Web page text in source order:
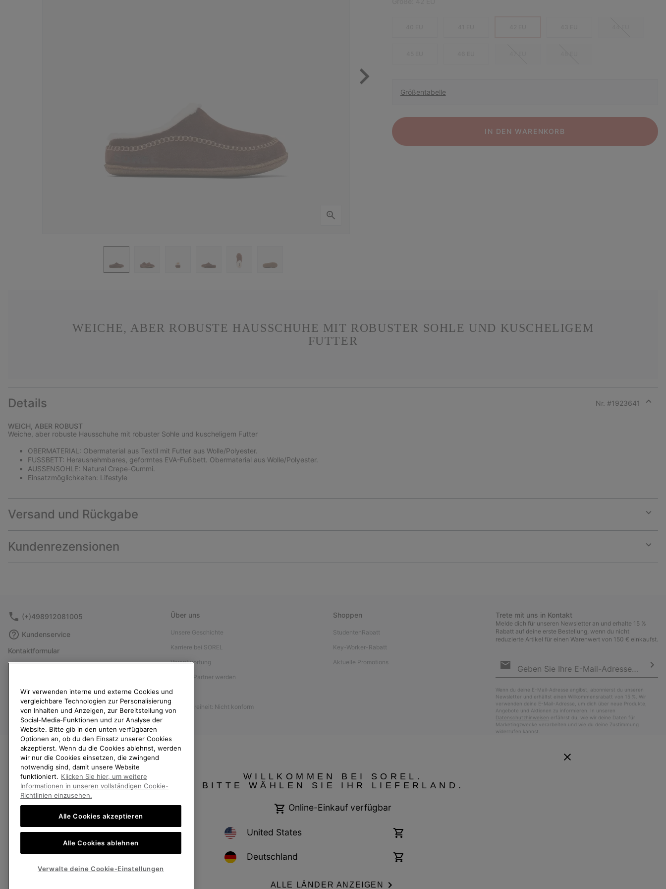
Größentabelle
IN DEN WARENKORB
WEICHE, ABER ROBUSTE HAUSSCHUHE MIT ROBUSTER SOHLE UND KUSCHELIGEM
FUTTER
Details Nr. #1923641
WEICH, ABER ROBUST
Weiche, aber robuste Hausschuhe mit robuster Sohle und kuscheligem Futter
OBERMATERIAL: Obermaterial aus Textil mit Futter aus Wolle/Polyester.
FUSSBETT: Herausnehmbares, geformtes EVA-Fußbett. Obermaterial aus Wolle/Polyester.
AUSSENSOHLE: Natural Crepe-Gummi.
Einsatzmöglichkeiten: Lifestyle
Versand und Rückgabe
or
Kundenrezensionen
or
(+)498912081005
Kundenservice
Kontaktformular
Größentabelle
Rücksendungen
Vom Kaufvertrag zurücktreten
Bestellstatus
Versand
Zahlung
Häufig gestellte Fragen
Über uns
Unsere Geschichte
Karriere bei SOREL
Verantwortung
Affiliate Partner werden
Presse
Barrierefreiheit: Nicht konform
Shoppen
StudentenRabatt
Key-Worker-Rabatt
Aktuelle Promotions
Trete mit uns in Kontakt
Melde dich für unseren Newsletter an und erhalte 15 %
Rabatt auf deine erste Bestellung, wenn du nicht
reduzierte Artikel für einen Warenwert von 150 € einkaufst.
Anmeldung
Wenn du deine E-Mail-Adresse angibst, abonnierst du unseren
Newsletter und erhältst einen Willkommensrabatt von 15 %. Wir
verwenden deine E-Mail-Adresse, um dich über neue Produkte,
Angebote und Aktionen zu informieren. In unseren
Datenschutzhinweisen erfährst du, wie wir deine Daten für
Marketingzwecke verarbeiten und wie du deine Zustimmung
widerrufen kannst.
Deutschland
SOREL. Alle Rechte vorbehalten.
Garantiebestimmungen Cookies Public CBCR
WILLKOMMEN BEI SOREL.
BITTE WÄHLEN SIE IHR LIEFERLAND.
Online-Einkauf verfügbar
United States
Online-
verfügbar
Germany
Deutschland
Online-
ALLE LÄNDER ANZEIGEN
Wir verwenden interne und externe Cookies und
vergleichbare Technologien zur Personalisierung
von Inhalten und Anzeigen, zur Bereitstellung von
Social-Media-Funktionen und zur Analyse der
Website. Bitte gib in den unten verfügbaren
Optionen an, ob du den Einsatz unserer Cookies
akzeptierst. Wenn du die Cookies ablehnst, werden
wir nur die Cookies einsetzen, die zwingend
notwendig sind, damit unsere Website
funktioniert. Klicken Sie hier, um weitere
Informationen in unseren vollständigen Cookie-
Richtlinien einzusehen.
Alle Cookies akzeptieren
Alle Cookies ablehnen
Verwalte deine Cookie-Einstellungen